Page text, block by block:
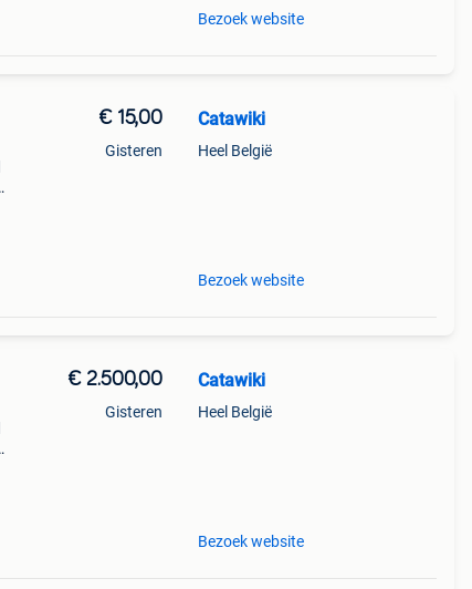
Bezoek website
€ 15,00
Gisteren
Catawiki
Heel België
Bezoek website
€ 2.500,00
Gisteren
Catawiki
Heel België
Bezoek website